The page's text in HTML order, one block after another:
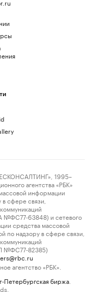
1995–
агентства «РБК»
информации
сфере связи,
№ФС77-63848) и сетевого
средства массовой
по надзору в сфере связи,
№ФС77-82385)
агентство «РБК».
Петербургская биржа